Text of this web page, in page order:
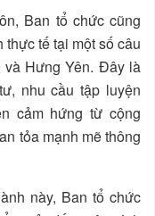
Ban tổ chức cũng
tế tại một số câu
Hưng Yên. Đây là
nhu cầu tập luyện
cảm hứng từ cộng
tỏa mạnh mẽ thông
này, Ban tổ chức